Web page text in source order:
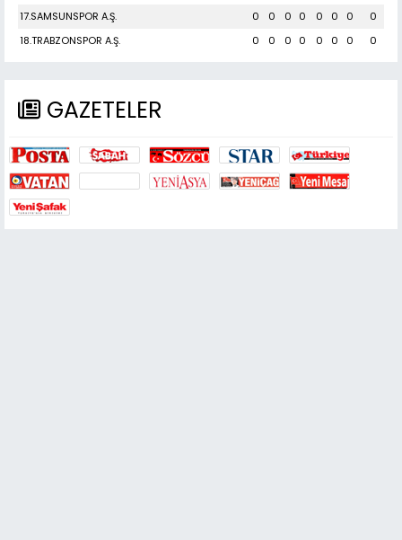
17.SAMSUNSPOR A.Ş.
0 0 0 0 0 0 0
0
18.TRABZONSPOR A.Ş.
0 0 0 0 0 0 0 0
GAZETELER